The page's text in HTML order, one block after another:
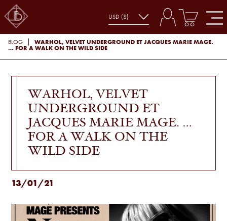
BLOG
WARHOL, VELVET UNDERGROUND ET JACQUES MARIE MAGE.
… FOR A WALK ON THE WILD SIDE
WARHOL, VELVET
UNDERGROUND ET
JACQUES MARIE MAGE. …
FOR A WALK ON THE
WILD SIDE
13/01/21